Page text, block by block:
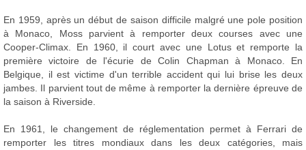
En 1959, après un début de saison difficile malgré une pole position
à Monaco, Moss parvient à remporter deux courses avec une
Cooper-Climax. En 1960, il court avec une Lotus et remporte la
première victoire de l'écurie de Colin Chapman à Monaco. En
Belgique, il est victime d'un terrible accident qui lui brise les deux
jambes. Il parvient tout de même à remporter la dernière épreuve de
la saison à Riverside.
En 1961, le changement de réglementation permet à Ferrari de
remporter les titres mondiaux dans les deux catégories, mais